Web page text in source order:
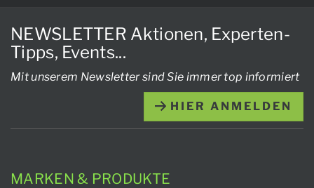
NEWSLETTER Aktionen, Experten-
Tipps, Events...
Mit unserem Newsletter sind Sie immer top informiert
HIER ANMELDEN
MARKEN & PRODUKTE